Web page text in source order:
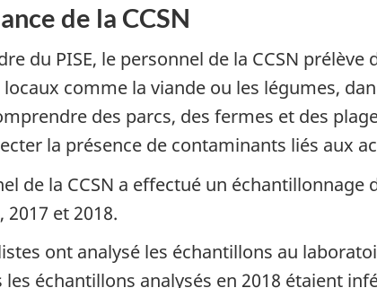
de la CCSN
du PISE, le personnel de la CCSN
locaux comme la viande ou les légumes,
des parcs, des fermes et des
la présence de contaminants liés aux
de la CCSN a effectué un
2017 et 2018.
ont analysé les échantillons au
les échantillons analysés en 2018 étaient